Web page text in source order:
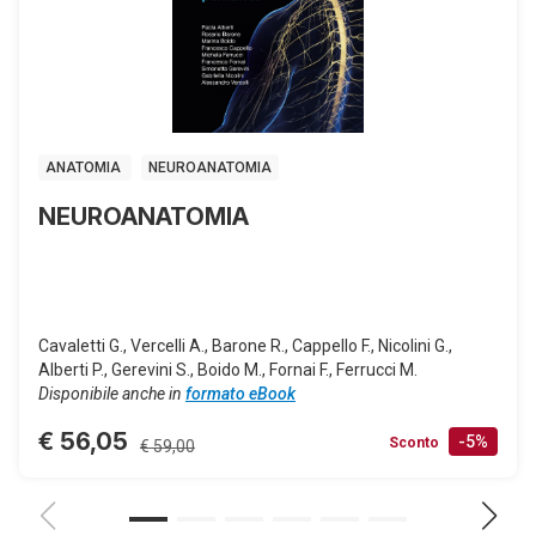
ANATOMIA NEUROANATOMIA
NEUROANATOMIA
Cavaletti G., Vercelli A., Barone R., Cappello F., Nicolini G.,
Alberti P., Gerevini S., Boido M., Fornai F., Ferrucci M.
Disponibile anche in formato eBook
€ 56,05 € 59,00 Sconto -5%